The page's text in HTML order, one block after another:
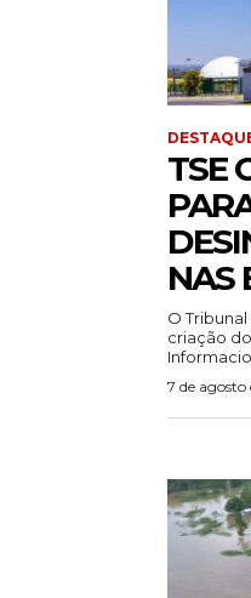
TSE
NAS
O
criação
7 de agosto